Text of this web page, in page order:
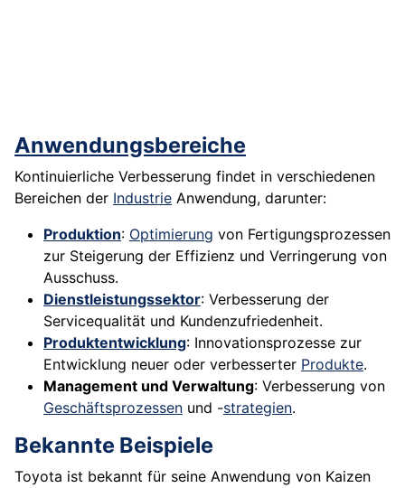
Anwendungsbereiche
Kontinuierliche Verbesserung findet in verschiedenen
Bereichen der Industrie Anwendung, darunter:
Produktion: Optimierung von Fertigungsprozessen
zur Steigerung der Effizienz und Verringerung von
Ausschuss.
Dienstleistungssektor: Verbesserung der
Servicequalität und Kundenzufriedenheit.
Produktentwicklung: Innovationsprozesse zur
Entwicklung neuer oder verbesserter Produkte.
Management und Verwaltung: Verbesserung von
Geschäftsprozessen und -strategien.
Bekannte Beispiele
Toyota ist bekannt für seine Anwendung von Kaizen